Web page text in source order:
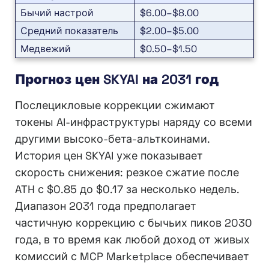
Бычий настрой
$6.00–$8.00
Средний показатель
$2.00–$5.00
Медвежий
$0.50–$1.50
Прогноз цен SKYAI на 2031 год
Послецикловые коррекции сжимают
токены AI-инфраструктуры наряду со всеми
другими высоко-бета-альткоинами.
История цен SKYAI уже показывает
скорость снижения: резкое сжатие после
ATH с $0.85 до $0.17 за несколько недель.
Диапазон 2031 года предполагает
частичную коррекцию с бычьих пиков 2030
года, в то время как любой доход от живых
комиссий с MCP Marketplace обеспечивает